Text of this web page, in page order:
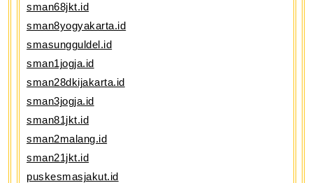
sman68jkt.id
sman8yogyakarta.id
smasungguldel.id
sman1jogja.id
sman28dkijakarta.id
sman3jogja.id
sman81jkt.id
sman2malang.id
sman21jkt.id
puskesmasjakut.id